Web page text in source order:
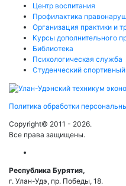
Центр воспитания
Профилактика
Организация практики и
Курсы дополнительного
Библиотека
Психологическая служба
Студенческий
Политика обработки
Copyright© 2011 - 2026.
Все права защищены.
Республика Бурятия,
г. Улан-Удэ, пр. Победы, 18.